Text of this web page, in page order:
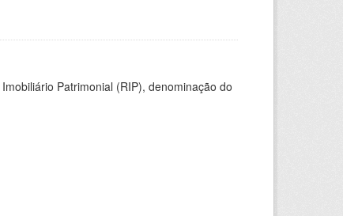
Patrimonial (RIP), denominação do